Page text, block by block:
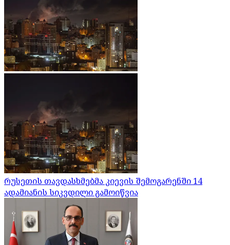
რუსეთის თავდასხმებმა კიევის შემოგარენში 14
ადამიანის სიკვდილი გამოიწვია